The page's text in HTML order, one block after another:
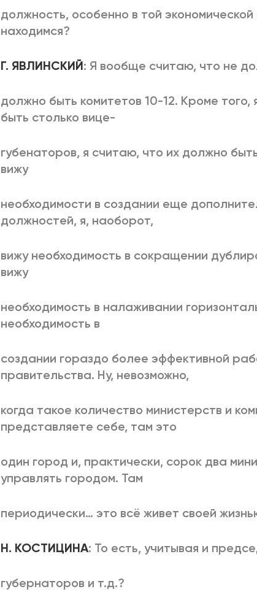
должность, особенно в той
находимся?
Г. ЯВЛИНСКИЙ: Я вообще считаю, что не
должно быть комитетов 10-12. Кроме
быть столько вице-
губенаторов, я считаю, что их должно
вижу
необходимости в создании еще
должностей, я, наоборот,
вижу необходимость в сокращении
вижу
необходимость в налаживании
необходимость в
создании гораздо более эффективной
правительства. Ну, невозможно,
когда такое количество министерств и
представляете себе, там это
один город и, практически, сорок два
управлять городом. Там
периодически… это всё живет своей
Н. КОСТИЦИНА: То есть, учитывая и
губернаторов и т.д.?